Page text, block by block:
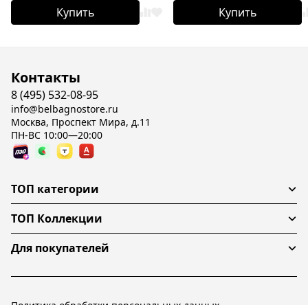
Купить Купить
Контакты
8 (495) 532-08-95
info@belbagnostore.ru
Москва, Проспект Мира, д.11
ПН-ВС 10:00—20:00
ТОП категории
ТОП Коллекции
Для покупателей